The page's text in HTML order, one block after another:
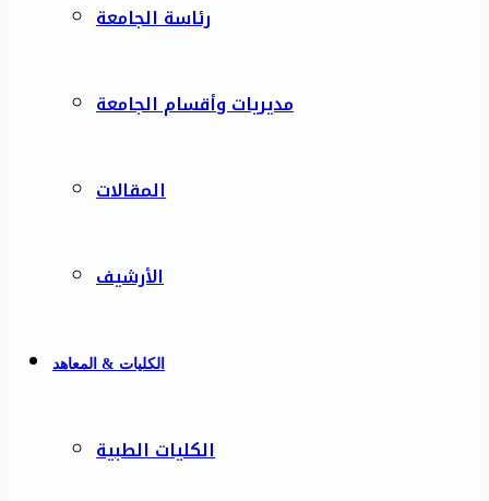
رئاسة الجامعة
مديريات وأقسام الجامعة
المقالات
الأرشيف
الكليات & المعاهد
الكليات الطبية